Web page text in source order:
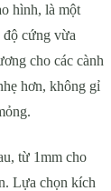
hình, là một
cứng vừa
cho các cành
hơn, không gỉ
từ 1mm cho
Lựa chọn kích